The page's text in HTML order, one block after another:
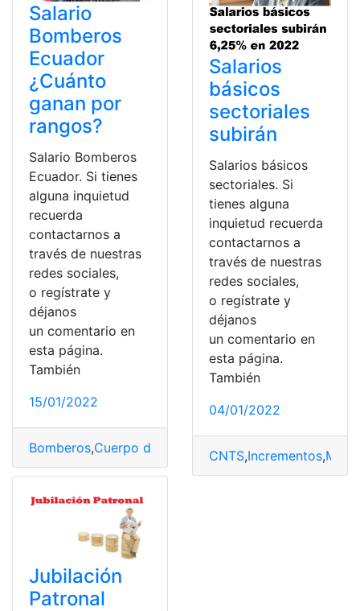
Salario
Bomberos
Ecuador
¿Cuánto
ganan por
rangos?
Salario Bomberos
Ecuador. Si tienes
alguna inquietud
recuerda
contactarnos a
través de nuestras
redes sociales,
o regístrate y
déjanos
un comentario en
esta página.
También
15/01/2022
Bomberos,Cuerpo de Bomberos de Ecuador Dinero
Salarios
básicos
sectoriales
subirán
Salarios básicos
sectoriales. Si
tienes alguna
inquietud recuerda
contactarnos a
través de nuestras
redes sociales,
o regístrate y
déjanos
un comentario en
esta página.
También
04/01/2022
CNTS,Incrementos,
Jubilación
Patronal